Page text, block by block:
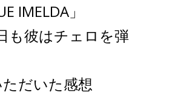
IMELDA」
も彼はチェロを弾
だいた感想